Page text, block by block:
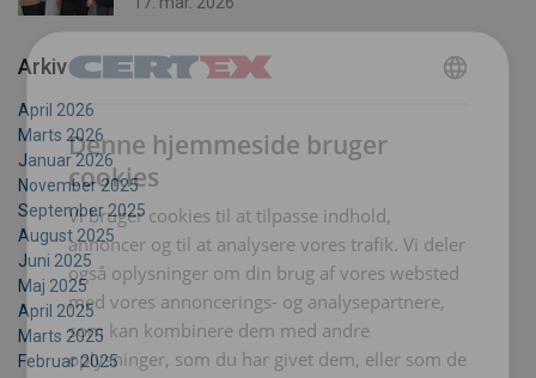
Arkiv
April 2026
Marts 2026
Januar 2026
November 2025
September 2025
August 2025
Juni 2025
Maj 2025
April 2025
Marts 2025
Februar 2025
ENGLISH TRANSLATION
Denne hjemmeside bruger
cookies
Vi bruger cookies til at tilpasse indhold,
annoncer og til at analysere vores trafik. Vi deler
også oplysninger om din brug af vores websted
med vores annoncerings- og analysepartnere,
som kan kombinere dem med andre
oplysninger, som du har givet dem, eller som de